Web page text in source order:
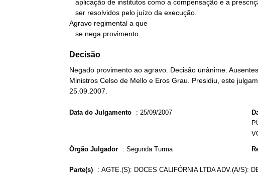
Agravo regimental a que
   se nega provimento.
Decisão
Negado provimento ao agravo. Decisão unânime.
Ministros Celso de Mello e Eros Grau. Presidiu, este
25.09.2007.
Data do Julgamento : 25/09/2007
Órgão Julgador : Segunda Turma
Parte(s) : AGTE.(S): DOCES CALIFÓRNIA LTDA ADV.(A/S):